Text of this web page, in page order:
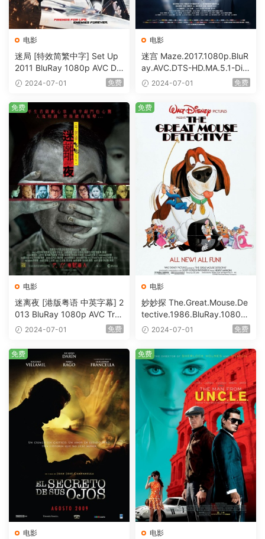
电影
迷局 [特效简繁中字] Set Up
2011 BluRay 1080p AVC DT
S-HD MA5.1-shhaclm@CHD
2024-07-01 免费
电影
迷宫 Maze.2017.1080p.BluR
ay.AVC.DTS-HD.MA.5.1-DiY
@HDHome [BDISO 19.7GB]
2024-07-01 免费
电影
迷离夜 [港版粤语 中英字幕] 2
013 BluRay 1080p AVC Tru
eHD5.1 [BDISO 22.64GB]
2024-07-01 免费
免费
电影
妙妙探 The.Great.Mouse.De
tective.1986.BluRay.1080p.
AVC.DTS-HD.MA.5.1-HDHo
2024-07-01 免费
免费
电影
免费
电影
免费